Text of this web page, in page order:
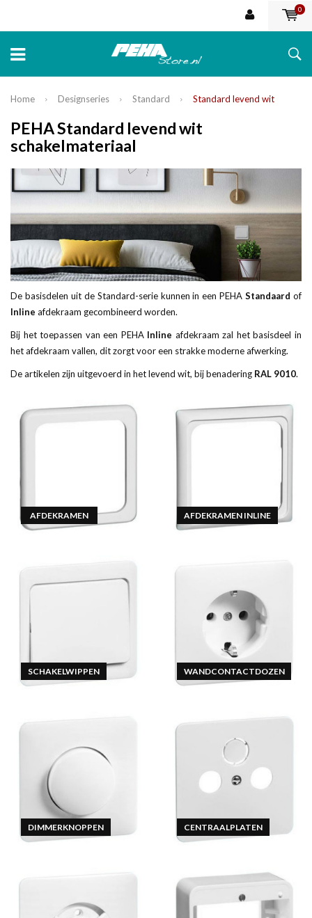
0
Home Designseries Standard Standard levend wit
PEHA Standard levend wit
schakelmateriaal
De basisdelen uit de Standard-serie kunnen in een PEHAStandaard of
Inline afdekraam gecombineerd worden.
Bij het toepassen van een PEHA Inline afdekraam zal het basisdeel in
het afdekraam vallen, dit zorgt voor een strakke moderne afwerking.
De artikelen zijn uitgevoerd in het levend wit, bij benadering RAL 9010.
AFDEKRAMEN AFDEKRAMEN INLINE
SCHAKELWIPPEN WANDCONTACTDOZEN
DIMMERKNOPPEN CENTRAALPLATEN